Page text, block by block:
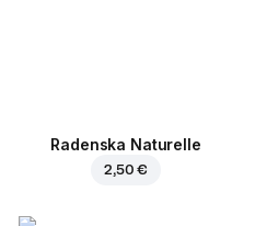
Radenska Naturelle
2,50 €